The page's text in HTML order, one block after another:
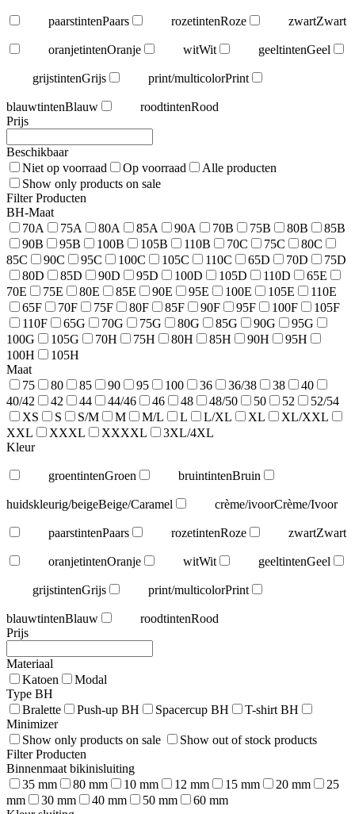
paarstintenPaars rozetintenRoze zwartZwart
oranjetintenOranje witWit geeltintenGeel
grijstintenGrijs print/multicolorPrint
blauwtintenBlauw roodtintenRood
Prijs
Beschikbaar
Niet op voorraad
Op voorraad
Alle producten
Show only products on sale
Filter Producten
BH-Maat
70A
75A 80A 85A 90A 70B 75B 80B
85B
90B
95B 100B 105B 110B 70C 75C
80C
85C
90C 95C 100C 105C 110C 65D 70D
75D
80D
85D 90D 95D 100D 105D 110D
65E
70E
75E 80E 85E 90E 95E 100E 105E
110E
65F
70F 75F 80F 85F 90F 95F 100F
105F
110F
65G 70G 75G 80G 85G 90G
95G
100G
105G 70H 75H 80H 85H 90H
95H
100H
105H
Maat
75
80 85 90 95 100 36 36/38 38
40
40/42
42 44 44/46 46 48 48/50 50 52
52/54
XS
S S/M M M/L L L/XL XL
XL/XXL
XXL
XXXL XXXXL
3XL/4XL
Kleur
groentintenGroen bruintintenBruin
huidskleurig/beigeBeige/Caramel crème/ivoorCrème/Ivoor
paarstintenPaars rozetintenRoze zwartZwart
oranjetintenOranje witWit geeltintenGeel
grijstintenGrijs print/multicolorPrint
blauwtintenBlauw roodtintenRood
Prijs
Materiaal
Katoen
Modal
Type BH
Bralette
Push-up BH Spacercup BH
T-shirt BH
Minimizer
Show only products on sale
Show out of stock products
Filter Producten
Binnenmaat bikinisluiting
35 mm
80 mm 10 mm 12 mm 15 mm 20 mm
25
mm
30 mm 40 mm 50 mm
60 mm